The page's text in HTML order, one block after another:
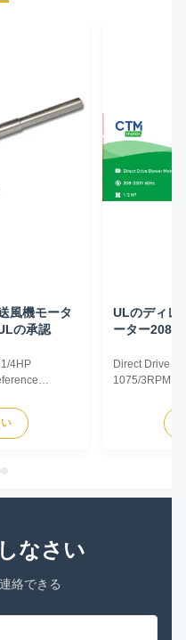
風機モータ
の承認
4HP
AO SMITH
FAN
ULのディレ
ーター
Direct Drive
1075/3RPM -
Capacitor
Rated
なさい
絡できる